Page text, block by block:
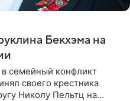
Бекхэма на
в семейный конфликт
своего крестника
Николу Пельтц на